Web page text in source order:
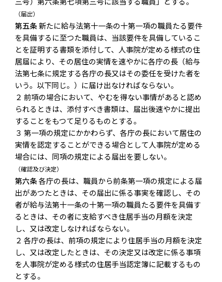
（届出）
第五条新たに給与法第十一条の十第一項の職員たる要件
を具備するに至つた職員は、当該要件を具備しているこ
とを証明する書類を添付して、人事院が定める様式の住
居届により、その居住の実情を速やかに各庁の長（給与
法第七条に規定する各庁の長又はその委任を受けた者を
いう。以下同じ。）に届け出なければならない。
２ 前項の場合において、やむを得ない事情があると認め
られるときは、添付すべき書類は、届出後速やかに提出
することをもつて足りるものとする。
３ 第一項の規定にかかわらず、各庁の長において居住の
実情を認定することができる場合として人事院が定める
場合には、同項の規定による届出を要しない。
（確認及び決定）
第六条各庁の長は、職員から前条第一項の規定による届
出があつたときは、その届出に係る事実を確認し、その
者が給与法第十一条の十第一項の職員たる要件を具備す
るときは、その者に支給すべき住居手当の月額を決定
し、又は改定しなければならない。
２ 各庁の長は、前項の規定により住居手当の月額を決定
し、又は改定したときは、その決定又は改定に係る事項
を人事院が定める様式の住居手当認定簿に記載するもの
とする。